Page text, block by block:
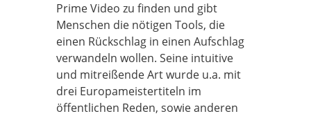
Prime Video zu finden und gibt
Menschen die nötigen Tools, die
einen Rückschlag in einen Aufschlag
verwandeln wollen. Seine intuitive
und mitreißende Art wurde u.a. mit
drei Europameistertiteln im
öffentlichen Reden, sowie anderen